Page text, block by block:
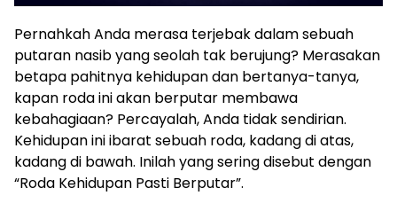
Pernahkah Anda merasa terjebak dalam sebuah
putaran nasib yang seolah tak berujung? Merasakan
betapa pahitnya kehidupan dan bertanya-tanya,
kapan roda ini akan berputar membawa
kebahagiaan? Percayalah, Anda tidak sendirian.
Kehidupan ini ibarat sebuah roda, kadang di atas,
kadang di bawah. Inilah yang sering disebut dengan
“Roda Kehidupan Pasti Berputar”.